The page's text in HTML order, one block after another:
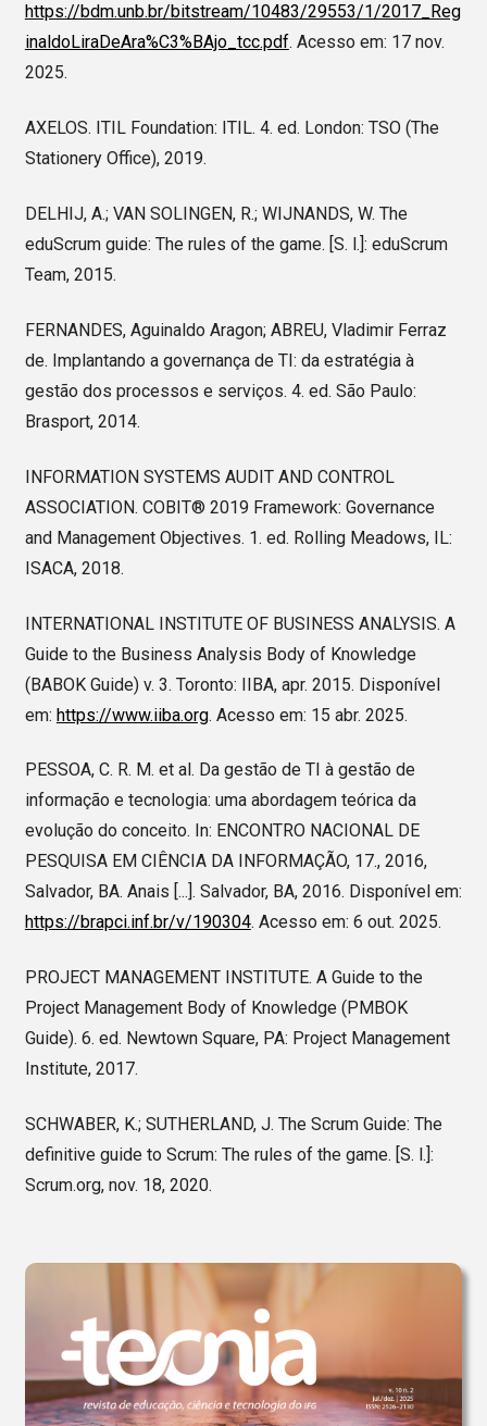
https://bdm.unb.br/bitstream/10483/29553/1/2017_Reg
inaldoLiraDeAra%C3%BAjo_tcc.pdf. Acesso em: 17 nov.
2025.
AXELOS. ITIL Foundation: ITIL. 4. ed. London: TSO (The
Stationery Office), 2019.
DELHIJ, A.; VAN SOLINGEN, R.; WIJNANDS, W. The
eduScrum guide: The rules of the game. [S. l.]: eduScrum
Team, 2015.
FERNANDES, Aguinaldo Aragon; ABREU, Vladimir Ferraz
de. Implantando a governança de TI: da estratégia à
gestão dos processos e serviços. 4. ed. São Paulo:
Brasport, 2014.
INFORMATION SYSTEMS AUDIT AND CONTROL
ASSOCIATION. COBIT® 2019 Framework: Governance
and Management Objectives. 1. ed. Rolling Meadows, IL:
ISACA, 2018.
INTERNATIONAL INSTITUTE OF BUSINESS ANALYSIS. A
Guide to the Business Analysis Body of Knowledge
(BABOK Guide) v. 3. Toronto: IIBA, apr. 2015. Disponível
em: https://www.iiba.org. Acesso em: 15 abr. 2025.
PESSOA, C. R. M. et al. Da gestão de TI à gestão de
informação e tecnologia: uma abordagem teórica da
evolução do conceito. In: ENCONTRO NACIONAL DE
PESQUISA EM CIÊNCIA DA INFORMAÇÃO, 17., 2016,
Salvador, BA. Anais [...]. Salvador, BA, 2016. Disponível em:
https://brapci.inf.br/v/190304. Acesso em: 6 out. 2025.
PROJECT MANAGEMENT INSTITUTE. A Guide to the
Project Management Body of Knowledge (PMBOK
Guide). 6. ed. Newtown Square, PA: Project Management
Institute, 2017.
SCHWABER, K.; SUTHERLAND, J. The Scrum Guide: The
definitive guide to Scrum: The rules of the game. [S. l.]:
Scrum.org, nov. 18, 2020.